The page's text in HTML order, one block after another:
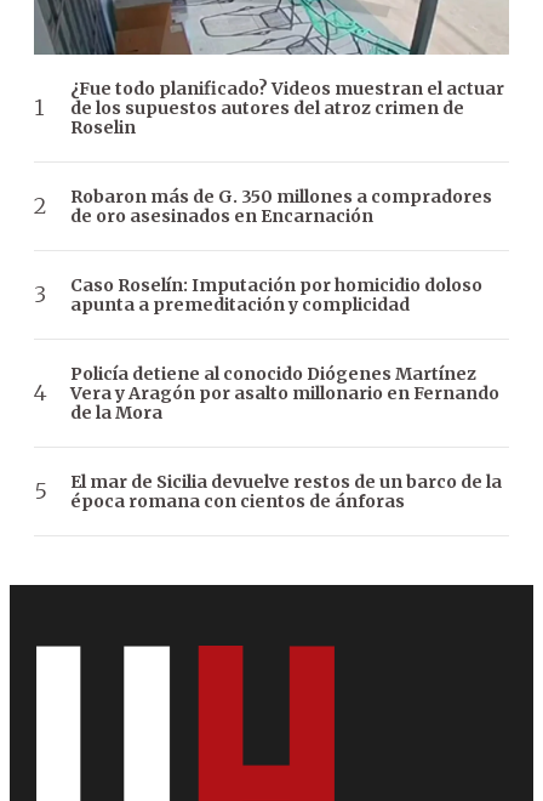
¿Fue todo planificado? Videos muestran el actuar
de los supuestos autores del atroz crimen de
Roselin
Robaron más de G. 350 millones a compradores
de oro asesinados en Encarnación
Caso Roselín: Imputación por homicidio doloso
apunta a premeditación y complicidad
Policía detiene al conocido Diógenes Martínez
Vera y Aragón por asalto millonario en Fernando
de la Mora
El mar de Sicilia devuelve restos de un barco de la
época romana con cientos de ánforas